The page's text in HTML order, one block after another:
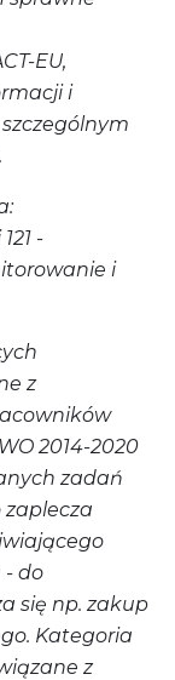
EU,
i
szczególnym
-
i
z
2014-2020
zadań
- do
się np. zakup
Kategoria
z